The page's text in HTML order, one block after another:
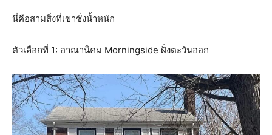
นี่คือสามสิ่งที่เขาชั่งน้ำหนัก
ตัวเลือกที่ 1: อาณานิคม Morningside ฝั่งตะวันออก